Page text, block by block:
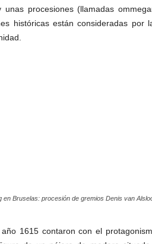
unas procesiones (llamadas
históricas están consideradas por
en Bruselas: procesión de gremios Denis van
1615 contaron con el